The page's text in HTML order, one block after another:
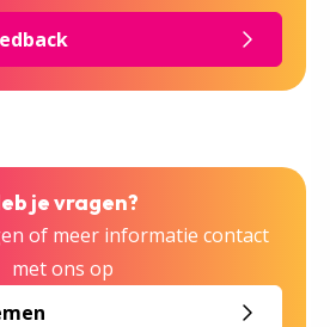
je vragen?
of meer informatie contact
met ons op